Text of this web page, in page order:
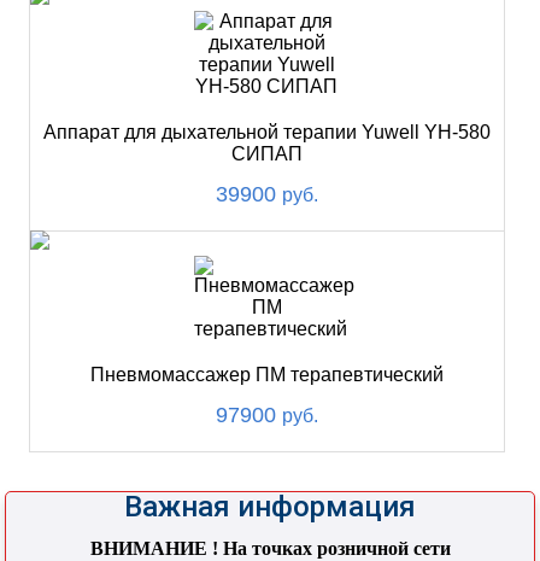
Аппарат для дыхательной терапии Yuwell YH-580
СИПАП
39900 руб.
Пневмомассажер ПМ терапевтический
97900 руб.
Важная информация
ВНИМАНИЕ ! На точках розничной сети